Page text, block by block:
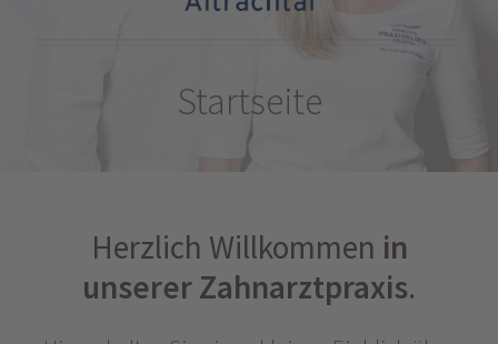
Startseite
Herzlich Willkommen in
unserer Zahnarztpraxis.